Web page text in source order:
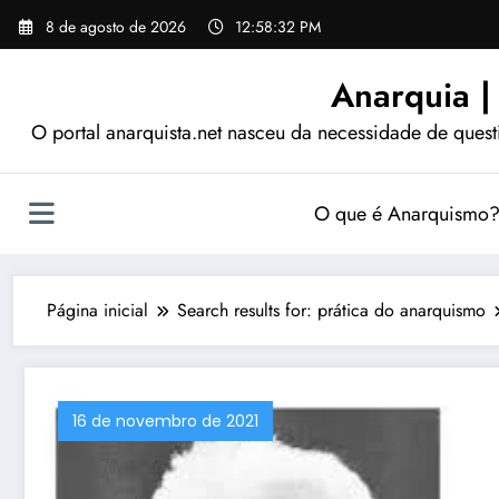
Pular
para
8 de agosto de 2026 12:58:33 PM
Anarquia
O portal anarquista.net nasceu da necessidade de
O que é Anarquismo?
Página inicial Search results for: prática do anarquismo
16 de novembro de 2021